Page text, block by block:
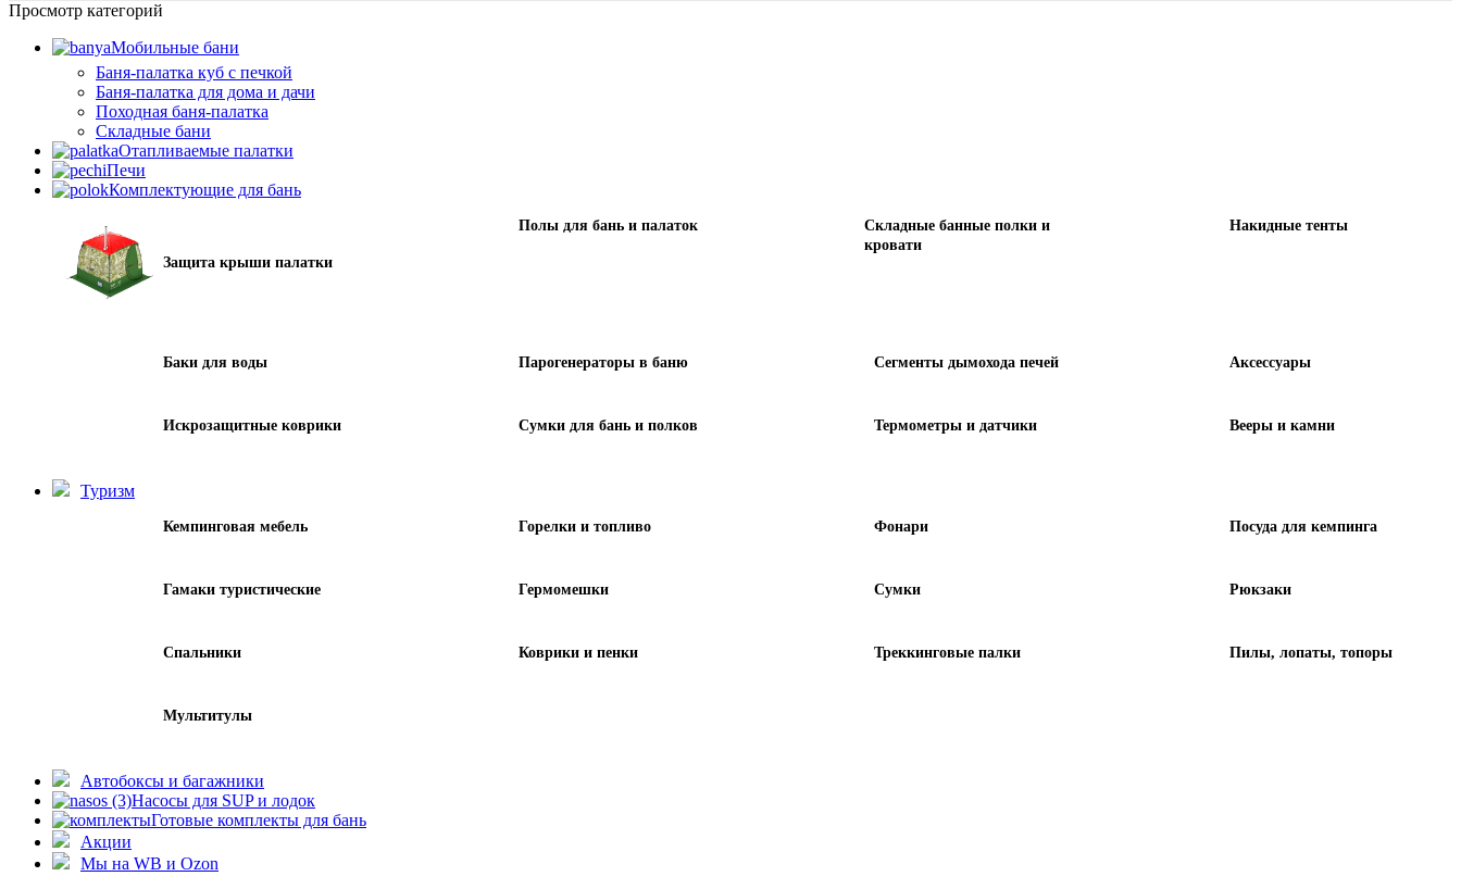
Просмотр категорий
Мобильные бани
Баня-палатка куб с печкой
Баня-палатка для дома и дачи
Походная баня-палатка
Складные бани
Отапливаемые палатки
Печи
Комплектующие для бань
Защита крыши палатки
Полы для бань и палаток
Складные банные полки и
кровати
Накидные тенты
Баки для воды Парогенераторы в баню Сегменты дымохода печей Аксессуары
Искрозащитные коврики Сумки для бань и полков Термометры и датчики Вееры и камни
Туризм
Кемпинговая мебель Горелки и топливо Фонари Посуда для кемпинга
Гамаки туристические Гермомешки Сумки Рюкзаки
Спальники Коврики и пенки Треккинговые палки Пилы, лопаты, топоры
Мультитулы
Автобоксы и багажники
Насосы для SUP и лодок
Готовые комплекты для бань
Акции
Мы на WB и Ozon